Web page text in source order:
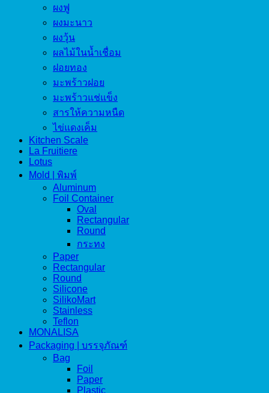
ผงฟู
ผงมะนาว
ผงวุ้น
ผลไม้ในน้ำเชื่อม
ฝอยทอง
มะพร้าวฝอย
มะพร้าวแช่แข็ง
สารให้ความหนืด
ไข่แดงเค็ม
Kitchen Scale
La Fruitiere
Lotus
Mold | พิมพ์
Aluminum
Foil Container
Oval
Rectangular
Round
กระทง
Paper
Rectangular
Round
Silicone
SilikoMart
Stainless
Teflon
MONALISA
Packaging | บรรจุภัณฑ์
Bag
Foil
Paper
Plastic